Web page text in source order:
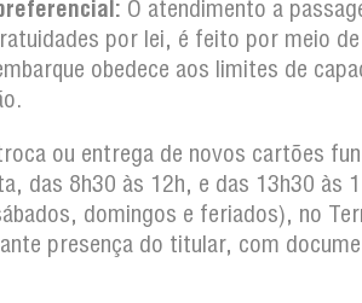
O atendimento a
por lei, é feito por meio
obedece aos limites de
ou entrega de novos cartões
das 8h30 às 12h, e das 13h30 às
domingos e feriados), no
presença do titular, com